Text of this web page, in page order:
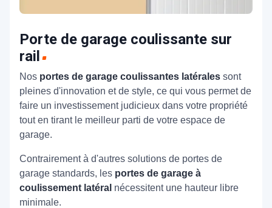
Porte de garage coulissante sur
rail
Nos portes de garage coulissantes latérales sont
pleines d'innovation et de style, ce qui vous permet de
faire un investissement judicieux dans votre propriété
tout en tirant le meilleur parti de votre espace de
garage.
Contrairement à d'autres solutions de portes de
garage standards, les portes de garage à
coulissement latéral nécessitent une hauteur libre
minimale.